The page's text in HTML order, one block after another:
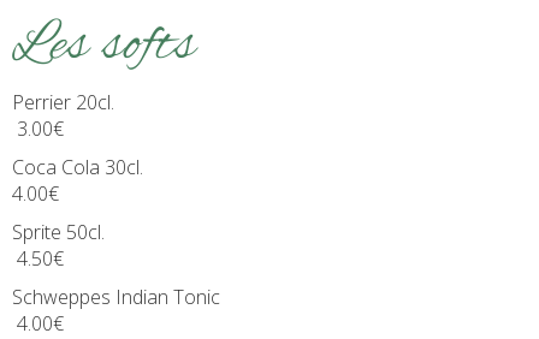
Les softs
Perrier 20cl.
3.00€
Coca Cola 30cl.
4.00€
Sprite 50cl.
4.50€
Schweppes Indian Tonic
4.00€